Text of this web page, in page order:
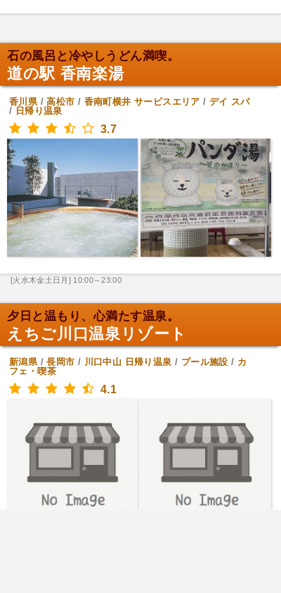
石の風呂と冷やしうどん満喫。
道の駅 香南楽湯
香川県/高松市 / 香南町横井 サービスエリア / デイ スパ
/ 日帰り温泉
3.7
[火水木金土日月] 10:00～23:00
夕日と温もり、心満たす温泉。
えちご川口温泉リゾート
新潟県/長岡市 / 川口中山 日帰り温泉 / プール施設 / カ
フェ・喫茶
4.1